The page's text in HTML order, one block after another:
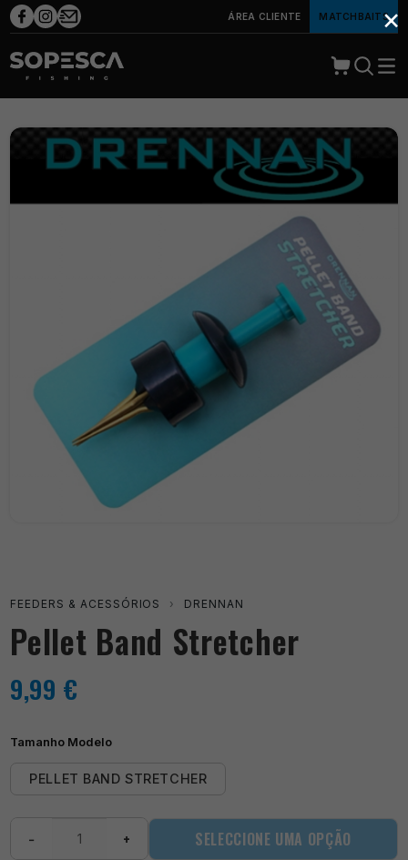
ÁREA CLIENTE MATCHBAITS
FEEDERS & ACESSÓRIOS › DRENNAN
Pellet Band Stretcher
9,99 €
Tamanho Modelo
PELLET BAND STRETCHER
− + SELECCIONE UMA OPÇÃO
×